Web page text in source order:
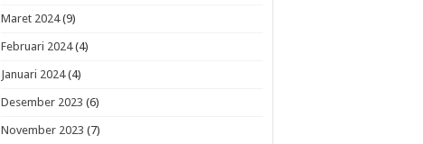
Maret 2024(9)
Februari 2024(4)
Januari 2024(4)
Desember 2023 (6)
November 2023 (7)